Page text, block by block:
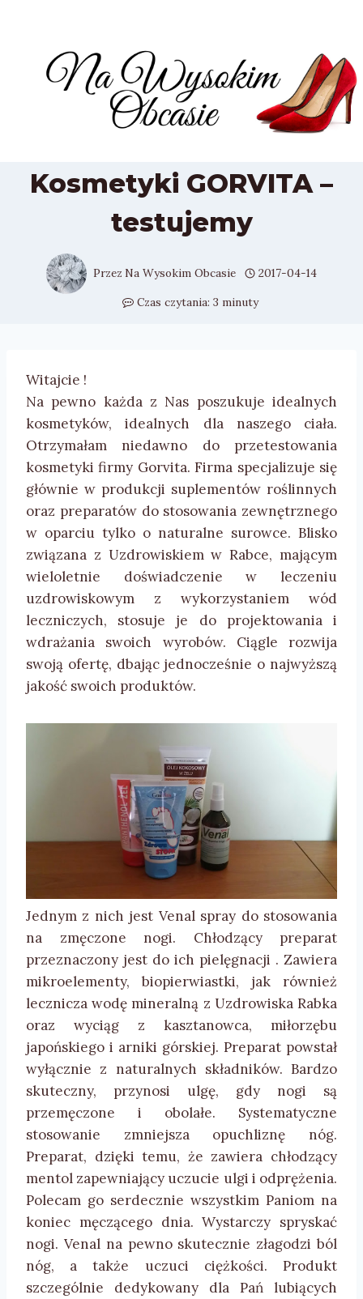
Kosmetyki GORVITA –
testujemy
Przez Na Wysokim Obcasie
2017-04-14
Czas czytania: 3 minuty
Witajcie !
Na pewno każda z Nas poszukuje idealnych
kosmetyków, idealnych dla naszego ciała.
Otrzymałam niedawno do przetestowania
kosmetyki firmy Gorvita. Firma specjalizuje się
głównie w produkcji suplementów roślinnych
oraz preparatów do stosowania zewnętrznego
w oparciu tylko o naturalne surowce. Blisko
związana z Uzdrowiskiem w Rabce, mającym
wieloletnie doświadczenie w leczeniu
uzdrowiskowym z wykorzystaniem wód
leczniczych, stosuje je do projektowania i
wdrażania swoich wyrobów. Ciągle rozwija
swoją ofertę, dbając jednocześnie o najwyższą
jakość swoich produktów.
Jednym z nich jest Venal spray do stosowania
na zmęczone nogi. Chłodzący preparat
przeznaczony jest do ich pielęgnacji . Zawiera
mikroelementy, biopierwiastki, jak również
lecznicza wodę mineralną z Uzdrowiska Rabka
oraz wyciąg z kasztanowca, miłorzębu
japońskiego i arniki górskiej. Preparat powstał
wyłącznie z naturalnych składników. Bardzo
skuteczny, przynosi ulgę, gdy nogi są
przemęczone i obolałe. Systematyczne
stosowanie zmniejsza opuchliznę nóg.
Preparat, dzięki temu, że zawiera chłodzący
mentol zapewniający uczucie ulgi i odprężenia.
Polecam go serdecznie wszystkim Paniom na
koniec męczącego dnia. Wystarczy spryskać
nogi. Venal na pewno skutecznie złagodzi ból
nóg, a także uczuci ciężkości. Produkt
szczególnie dedykowany dla Pań lubiących